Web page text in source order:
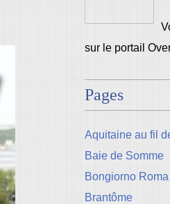
sur le portail
Pages
Aquitaine au fil
Baie de Somme
Bongiorno Roma
Brantôme